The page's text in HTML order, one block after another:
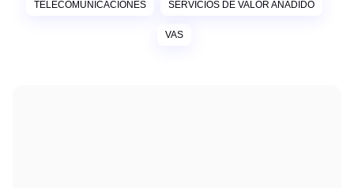
TELECOMUNICACIONES SERVICIOS DE VALOR AÑADIDO
VAS